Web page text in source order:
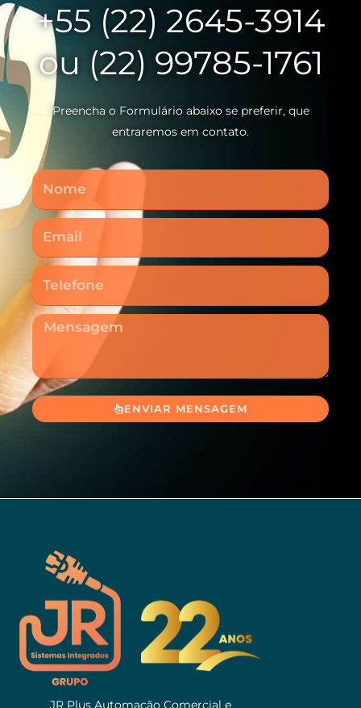
+55 (22) 2645-3914
ou (22) 99785-1761
Preencha o Formulário abaixo se preferir, que
entraremos em contato.
Nome
Email
Telefone
Mensagem
ENVIAR MENSAGEM